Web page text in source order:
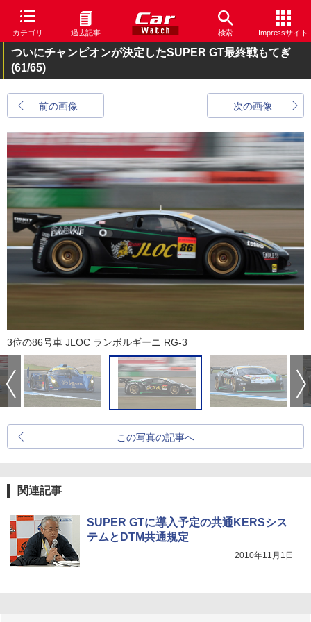
カテゴリ 過去記事 検索 Impressサイト
ついにチャンピオンが決定したSUPER GT最終戦もてぎ
(61/65)
前の画像 次の画像
3位の86号車 JLOC ランボルギーニ RG-3
この写真の記事へ
関連記事
SUPER GTに導入予定の共通KERSシス
テムとDTM共通規定
2010年11月1日